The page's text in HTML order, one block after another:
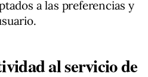
a las preferencias y
al servicio de